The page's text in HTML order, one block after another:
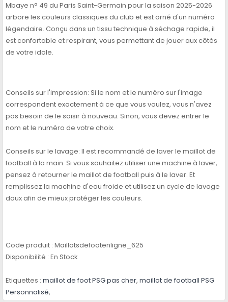
Mbaye n° 49 du Paris Saint-Germain pour la saison 2025-2026
arbore les couleurs classiques du club et est orné d'un numéro
légendaire. Conçu dans un tissu technique à séchage rapide, il
est confortable et respirant, vous permettant de jouer aux côtés
de votre idole.
Conseils sur l'impression: Si le nom et le numéro sur l'image
correspondent exactement à ce que vous voulez, vous n'avez
pas besoin de le saisir à nouveau. Sinon, vous devez entrer le
nom et le numéro de votre choix.
Conseils sur le lavage: Il est recommandé de laver le maillot de
football à la main. Si vous souhaitez utiliser une machine à laver,
pensez à retourner le maillot de football puis à le laver. Et
remplissez la machine d'eau froide et utilisez un cycle de lavage
doux afin de mieux protéger les couleurs.
Code produit : Maillotsdefootenligne_625
Disponibilité : En Stock
Etiquettes : maillot de foot PSG pas cher, maillot de football PSG
Personnalisé,